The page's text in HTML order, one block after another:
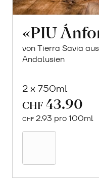
«PIU
von Tierra Savia
Andalusien
2 x 750ml
CHF 43.90
CHF 2.93 pro 100ml